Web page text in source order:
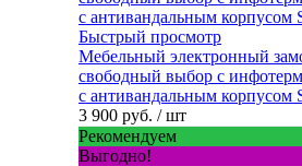
Быстрый просмотр
Мебельный электронный
свободный выбор с
с антивандальным корпусом
3 900 руб. / шт
Рекомендуем
Выгодно!